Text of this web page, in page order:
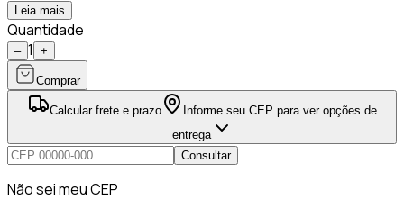
Leia mais
Quantidade
– 1 +
Comprar
Calcular frete e prazo
Informe seu CEP para ver opções de
entrega
Consultar
Não sei meu CEP